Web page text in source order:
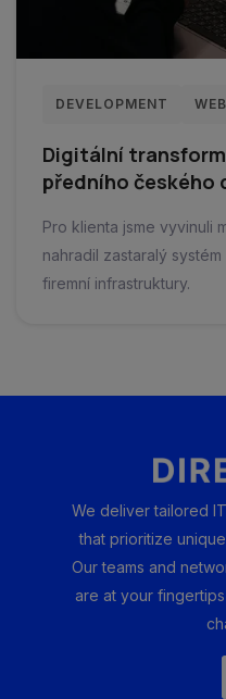
DEVELOPMENT
Digitální
předního českého
Pro klienta jsme vyvinuli
nahradil zastaralý
firemní infrastruktury.
We deliver tailored
that prioritize
Our teams and
are at your